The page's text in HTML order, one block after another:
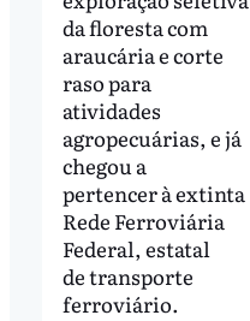
da floresta com
araucária e corte
raso para
atividades
agropecuárias, e já
chegou a
pertencer à extinta
Rede Ferroviária
Federal, estatal
de transporte
ferroviário.